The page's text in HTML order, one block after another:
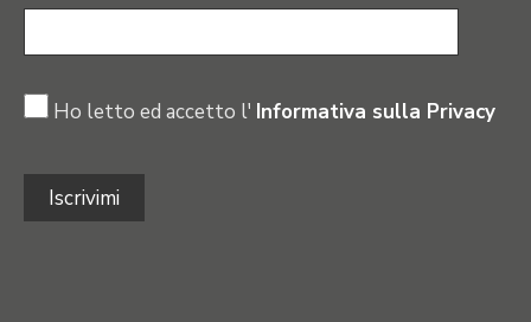
Ho letto ed accetto l' Informativa sulla Privacy